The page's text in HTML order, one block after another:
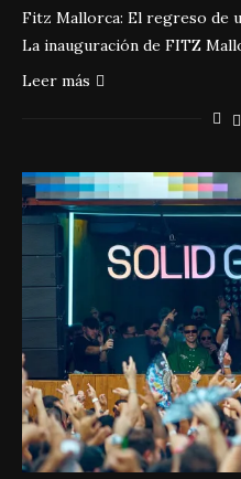
Fitz Mallorca: El regreso de
La inauguración de FITZ
Leer más